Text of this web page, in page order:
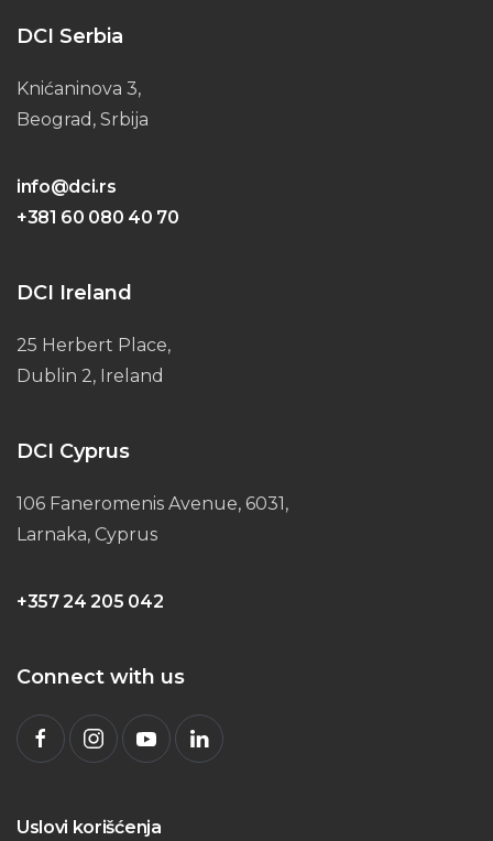
DCI Serbia
Knićaninova 3,
Beograd, Srbija
info@dci.rs
+381 60 080 40 70
DCI Ireland
25 Herbert Place,
Dublin 2, Ireland
DCI Cyprus
106 Faneromenis Avenue, 6031,
Larnaka, Cyprus
+357 24 205 042
Connect with us
Uslovi korišćenja